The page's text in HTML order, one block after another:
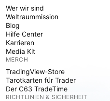
Wer wir sind
Weltraummission
Blog
Hilfe Center
Karrieren
Media Kit
MERCH
TradingView-Store
Tarotkarten für Trader
Der C63 TradeTime
RICHTLINIEN & SICHERHEIT